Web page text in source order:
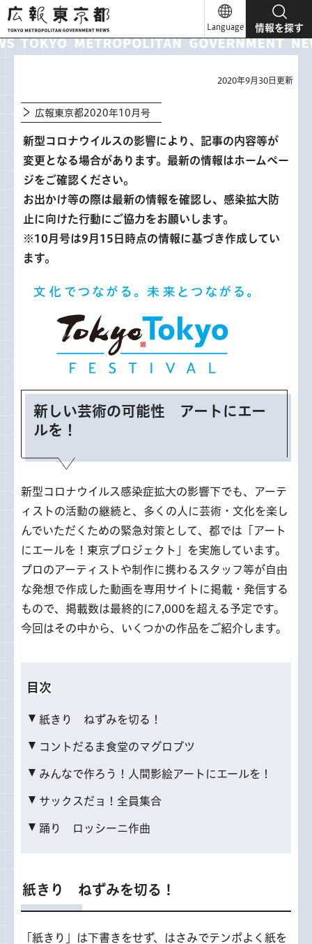
広報東京都
Language 情報を探す
2020年9月30日更新
広報東京都2020年10月号
新型コロナウイルスの影響により、記事の内容等が
変更となる場合があります。最新の情報はホームペー
ジをご確認ください。
お出かけ等の際は最新の情報を確認し、感染拡大防
止に向けた行動にご協力をお願いします。
※10月号は9月15日時点の情報に基づき作成してい
ます。
新しい芸術の可能性 アートにエー
ルを！
新型コロナウイルス感染症拡大の影響下でも、アーテ
ィストの活動の継続と、多くの人に芸術・文化を楽し
んでいただくための緊急対策として、都では「アート
にエールを！東京プロジェクト」を実施しています。
プロのアーティストや制作に携わるスタッフ等が自由
な発想で作成した動画を専用サイトに掲載・発信する
もので、掲載数は最終的に7,000を超える予定です。
今回はその中から、いくつかの作品をご紹介します。
目次
紙きり ねずみを切る！
コントだるま食堂のマグロブツ
みんなで作ろう！人間影絵アートにエールを！
サックスだョ！全員集合
踊り ロッシーニ作曲
紙きり ねずみを切る！
「紙きり」は下書きをせず、はさみでテンポよく紙を